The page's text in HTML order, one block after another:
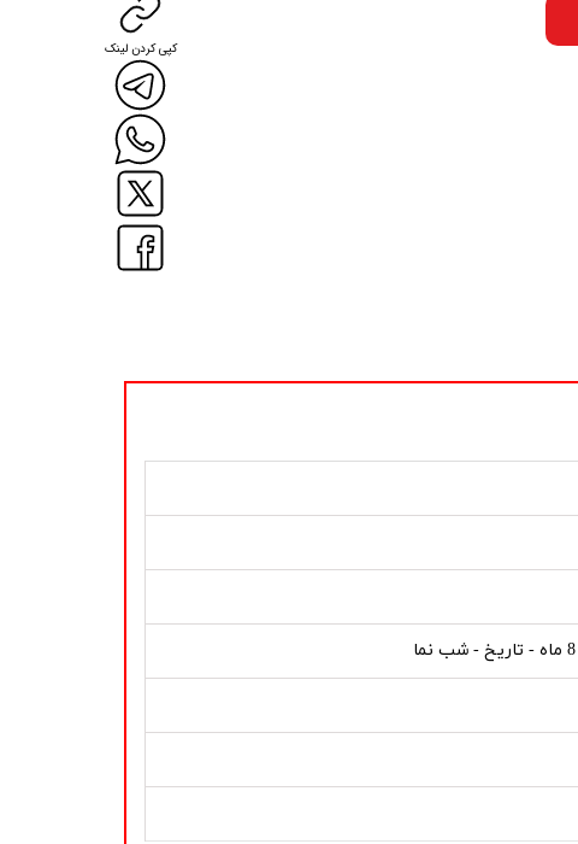
کپی کردن لینک